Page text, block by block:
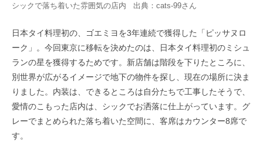
シックで落ち着いた雰囲気の店内 出典： cats-99さん
日本タイ料理初の、ゴエミヨを3年連続で獲得した「ピッサヌロ
ーク」。今回東京に移転を決めたのは、日本タイ料理初のミシュ
ランの星を獲得するためです。新店舗は階段を下りたところに、
別世界が広がるイメージで地下の物件を探し、現在の場所に決ま
りました。内装は、できるところは自分たちで工事したそうで、
愛情のこもった店内は、シックでお洒落に仕上がっています。グ
レーでまとめられた落ち着いた空間に、客席はカウンター8席で
す。